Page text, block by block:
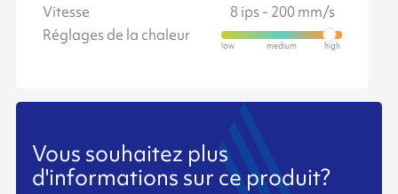
Vitesse
8 ips - 200 mm/s
Réglages de la chaleur
Vous souhaitez plus
d'informations sur ce produit?